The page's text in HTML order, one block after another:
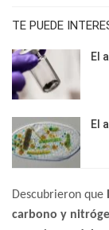
TE PUEDE
El
El
Descubrieron que
carbono y